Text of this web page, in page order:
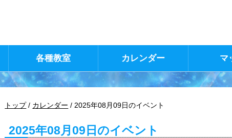
各種教室 カレンダー マ
現
の
トップ/ カレンダー /2025年08月09日のイベント
2025年08月09日のイベント